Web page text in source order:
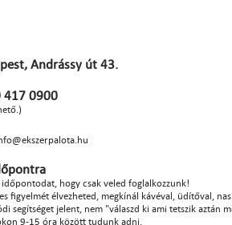
Andrássy út 43.
417 0900
hogy csak veled foglalkozzunk!
figyelmét élvezheted, megkínál kávéval, üdítőval,
segítséget jelent, nem "válaszd ki ami tetszik aztán
9-15 óra között tudunk adni.